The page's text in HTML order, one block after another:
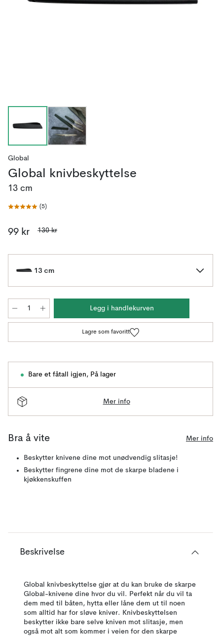
Global
Global knivbeskyttelse
13 cm
(5)
99 kr 130 kr
13 cm
Legg i handlekurven
Lagre som favoritt
Bare et fåtall igjen, På lager
Mer info
Bra å vite Mer info
Beskytter knivene dine mot unødvendig slitasje!
Beskytter fingrene dine mot de skarpe bladene i
kjøkkenskuffen
Beskrivelse
Global knivbeskyttelse gjør at du kan bruke de skarpe
Global-knivene dine hvor du vil. Perfekt når du vil ta
dem med til båten, hytta eller låne dem ut til noen
som alltid har for sløve kniver. Knivbeskyttelsen
beskytter ikke bare selve kniven mot slitasje, men
også mot alt som kommer i veien for den skarpe